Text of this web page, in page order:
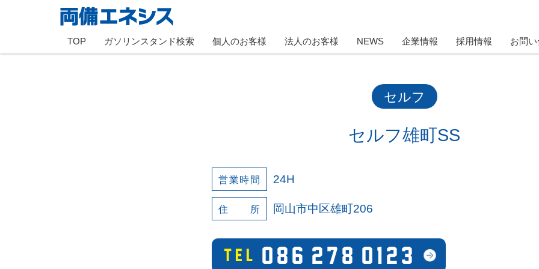
TOP ガソリンスタンド検索 個人のお客様 法人のお客様 NEWS 企業情報 採用情報 お問
セルフ
セルフ雄町SS
営業時間 24H
住 所 岡山市中区雄町206
TEL 086-278-0123